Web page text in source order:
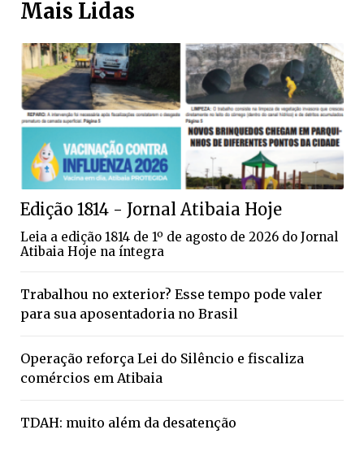
Mais Lidas
Edição 1814 - Jornal Atibaia Hoje
Leia a edição 1814 de 1º de agosto de 2026 do Jornal
Atibaia Hoje na íntegra
Trabalhou no exterior? Esse tempo pode valer
para sua aposentadoria no Brasil
Operação reforça Lei do Silêncio e fiscaliza
comércios em Atibaia
TDAH: muito além da desatenção